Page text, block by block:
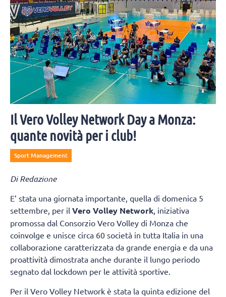
Il Vero Volley Network Day a Monza:
quante novità per i club!
Sport Management
Di Redazione
E’ stata una giornata importante, quella di domenica 5
settembre, per il Vero Volley Network, iniziativa
promossa dal Consorzio Vero Volley di Monza che
coinvolge e unisce circa 60 società in tutta Italia in una
collaborazione caratterizzata da grande energia e da una
proattività dimostrata anche durante il lungo periodo
segnato dal lockdown per le attività sportive.
Per il Vero Volley Network è stata la quinta edizione del